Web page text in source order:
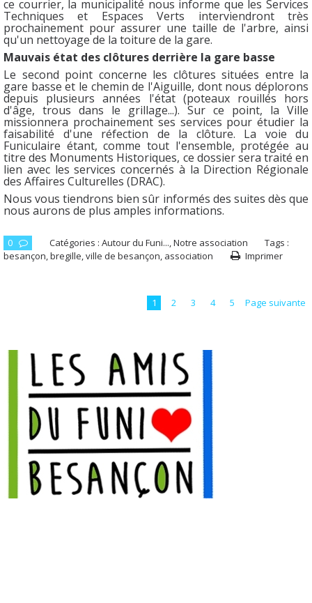
ce courrier, la municipalité nous informe que les Services
Techniques et Espaces Verts interviendront très
prochainement pour assurer une taille de l'arbre, ainsi
qu'un nettoyage de la toiture de la gare.
Mauvais état des clôtures derrière la gare basse
Le second point concerne les clôtures situées entre la
gare basse et le chemin de l'Aiguille, dont nous déplorons
depuis plusieurs années l'état (poteaux rouillés hors
d'âge, trous dans le grillage...). Sur ce point, la Ville
missionnera prochainement ses services pour étudier la
faisabilité d'une réfection de la clôture. La voie du
Funiculaire étant, comme tout l'ensemble, protégée au
titre des Monuments Historiques, ce dossier sera traité en
lien avec les services concernés à la Direction Régionale
des Affaires Culturelles (DRAC).
Nous vous tiendrons bien sûr informés des suites dès que
nous aurons de plus amples informations.
0 Catégories : Autour du Funi...,Notre association
Tags :
besançon,bregille,ville de besançon, association Imprimer
1 2 3 4 5 Page suivante